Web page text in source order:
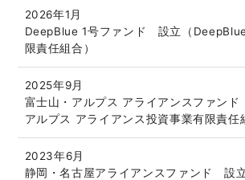
2026年1月
DeepBlue 1号ファンド 設立（
限責任組合）
2025年9月
富士山・アルプス アライアンスファン
アルプス アライアンス投資事業有限責任
2023年6月
静岡・名古屋アライアンスファンド 設